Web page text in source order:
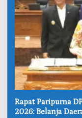
‎Rapat Paripurna
2026: Belanja